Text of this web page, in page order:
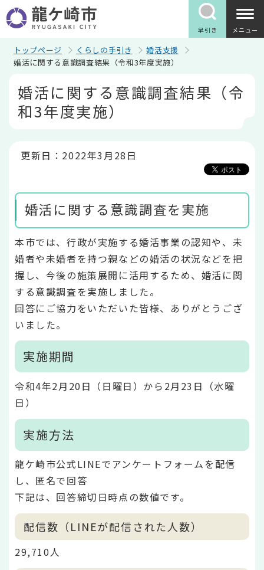
の
ペ
早引き メニュー
トップページ くらしの手引き
婚活支援
婚活に関する意識調査結果（令和3年度実施）
婚活に関する意識調査結果（令
和3年度実施）
更新日：2022年3月28日
婚活に関する意識調査を実施
本市では、行政が実施する婚活事業の認知や、未
婚者や未婚者を持つ親などの婚活の状況などを把
握し、今後の施策展開に活用するため、婚活に関
する意識調査を実施しました。
回答にご協力をいただいた皆様、ありがとうござ
いました。
実施期間
令和4年2月20日（日曜日）から2月23日（水曜
日）
実施方法
龍ケ崎市公式LINEでアンケートフォームを配信
し、匿名で回答
下記は、回答締切日時点の数値です。
配信数（LINEが配信された人数）
29,710人